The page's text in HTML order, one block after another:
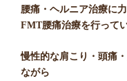
腰痛・ヘルニア治療に
FMT腰痛治療を行ってい
慢性的な肩こり・頭痛
ながら